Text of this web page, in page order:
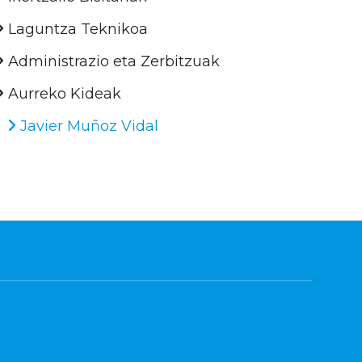
Laguntza Teknikoa
Administrazio eta Zerbitzuak
Aurreko Kideak
Javier Muñoz Vidal